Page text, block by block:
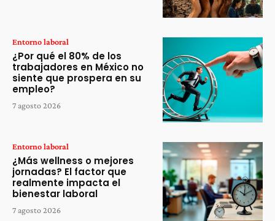
Entorno laboral
¿Por qué el 80% de los
trabajadores en México no
siente que prospera en su
empleo?
7 agosto 2026
Entorno laboral
¿Más wellness o mejores
jornadas? El factor que
realmente impacta el
bienestar laboral
7 agosto 2026